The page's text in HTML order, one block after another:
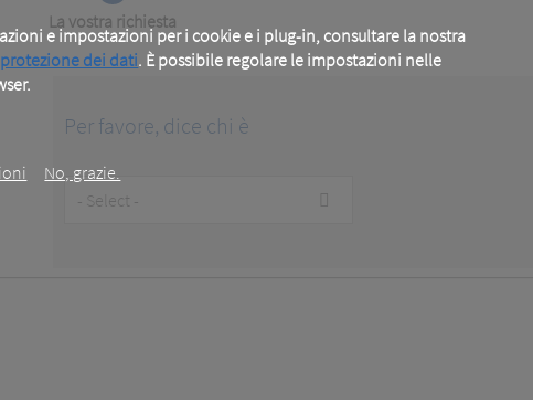
e impostazioni per i cookie e i plug-in, consultare la nostra
dei dati. È possibile regolare le impostazioni nelle
No, grazie.
Current
La vostra richiesta
Per favore, dice chi è
Customer
Type